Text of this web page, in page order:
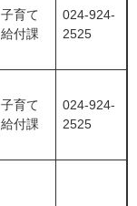
子育て
給付課
024-924-
2525
子育て
給付課
024-924-
2525